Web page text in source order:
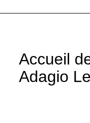
Accueil
Adagio